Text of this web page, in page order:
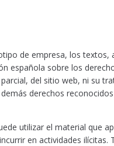
de empresa, los
española sobre los
del sitio web, ni su
derechos
utilizar el material que
en actividades